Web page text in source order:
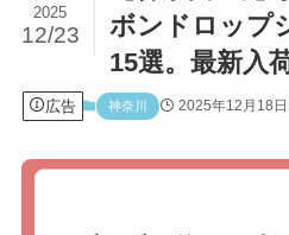
ボンドロップ
15選。最新入
2025
12/23
広告 神奈川 2025年12月18日